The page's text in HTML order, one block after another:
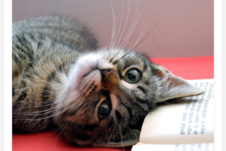
19:00
Mon
21:00 –
22:00
Tue
08:00 –
08:30
Tue
10:30 –
16:00
Tue
18:00 –
22:00
Wed
08:00 –
19:30
Wed
21:00 –
22:00
Thu
08:00 –
16:00
Fri
08:00 –
21:30
Sat
08:00 –
08:30
Sat
10:30 –
11:30
Sat
13:30 –
21:30
Sun
08:00 –
09:30
Sun
11:30 –
16:30